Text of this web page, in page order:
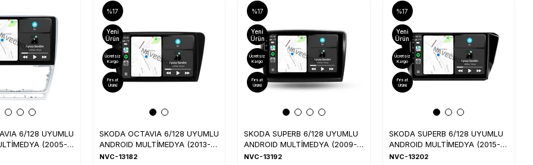
6/128 UYUMLU
(2005-
SKODA OCTAVIA 6/128 UYUMLU
ANDROID MULTİMEDYA (2013-
19)
NVC-13182
%17
Yeni
Ürün
Ücretsiz
Kargo
Fırsat
Ürünü
SKODA SUPERB 6/128 UYUMLU
ANDROID MULTİMEDYA (2009-
15)
NVC-13192
%17
Yeni
Ürün
Ücretsiz
Kargo
Fırsat
Ürünü
SKODA SUPERB 6/128 UYUMLU
ANDROID MULTİMEDYA (2015-
16)
NVC-13202
%17
Yeni
Ürün
Ücretsiz
Kargo
Fırsat
Ürünü